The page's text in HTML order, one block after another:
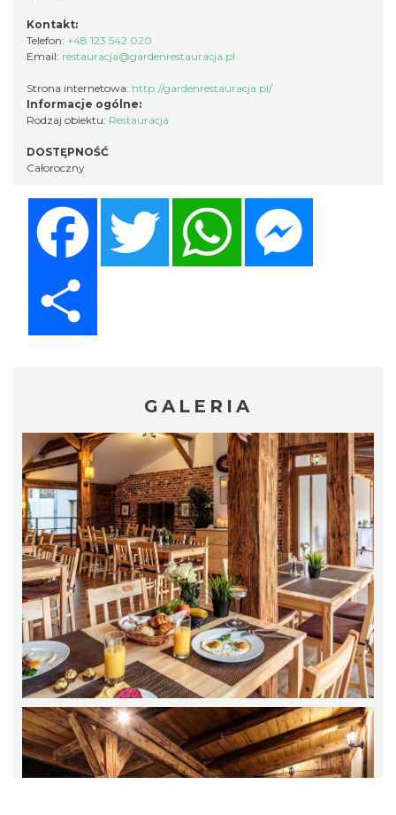
Kontakt:
Telefon: +48 123 542 020
Email: restauracja@gardenrestauracja.pl
Strona internetowa: http://gardenrestauracja.pl/
Informacje ogólne:
Rodzaj obiektu: Restauracja
DOSTĘPNOŚĆ
Całoroczny
Twitter
GALERIA